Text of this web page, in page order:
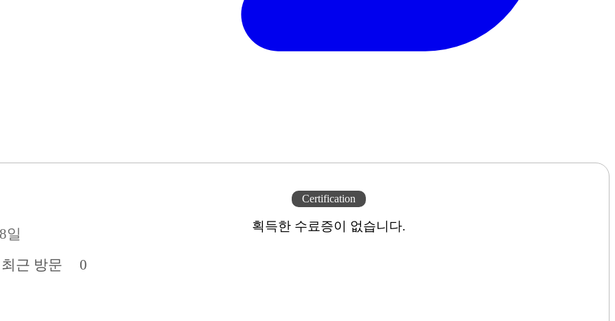
일
최근 방문 0
Certification
획득한 수료증이 없습니다.